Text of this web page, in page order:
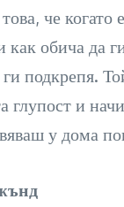
че
как обича да
подкрепя.
глупост и
у дома